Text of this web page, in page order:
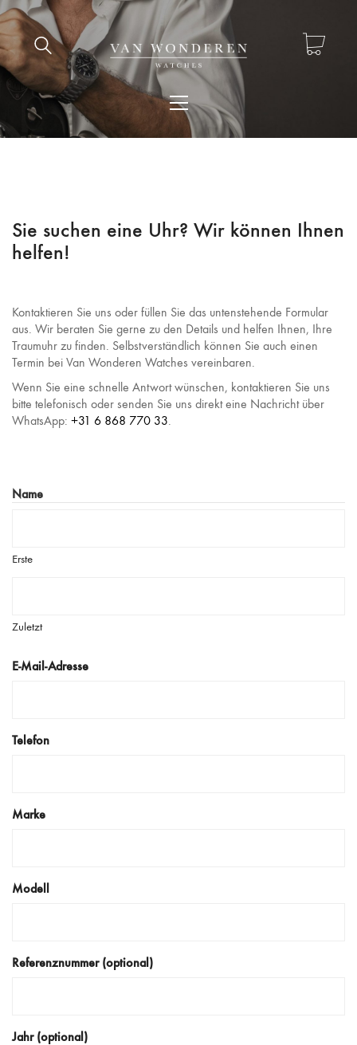
Sie suchen eine Uhr? Wir können Ihnen
helfen!
Kontaktieren Sie uns oder füllen Sie das untenstehende Formular
aus. Wir beraten Sie gerne zu den Details und helfen Ihnen, Ihre
Traumuhr zu finden. Selbstverständlich können Sie auch einen
Termin bei Van Wonderen Watches vereinbaren.
Wenn Sie eine schnelle Antwort wünschen, kontaktieren Sie uns
bitte telefonisch oder senden Sie uns direkt eine Nachricht über
WhatsApp: +31 6 868 770 33
Name
Erste
Zuletzt
E-Mail-Adresse
Telefon
Marke
Modell
Referenznummer (optional)
Jahr (optional)